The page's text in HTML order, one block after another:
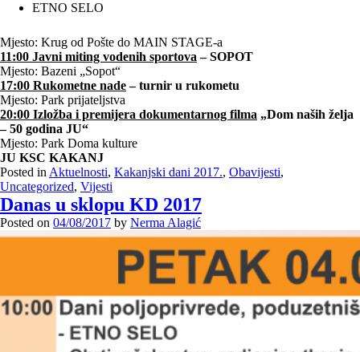
ETNO SELO
Mjesto: Krug od Pošte do MAIN STAGE-a
11:00 Javni miting vodenih sportova – SOPOT
Mjesto: Bazeni „Sopot“
17:00 Rukometne nade– turnir u rukometu
Mjesto: Park prijateljstva
20:00 Izložba i premijera dokumentarnog filma „Dom naših želja
– 50 godina JU“
Mjesto: Park Doma kulture
JU KSC KAKANJ
Posted in Aktuelnosti, Kakanjski dani 2017., Obavijesti,
Uncategorized, Vijesti
Danas u sklopu KD 2017
Posted on 04/08/2017 by Nerma Alagić